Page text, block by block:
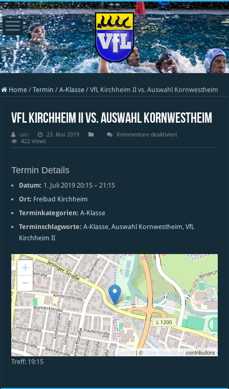
Home / Termin / A-Klasse / VfL Kirchheim II vs. Auswahl Kornwestheim
VfL Kirchheim II vs. Auswahl Kornwestheim
vati 23. Mai 2019 Kommentare deaktiviertfür
Kirchheim
422 Views
Termin Details
Datum: 1. Juli 2019 20:15 –21:15
Ort: Freibad Kirchheim
Terminkategorien: A-Klasse
Terminschlagworte: A-Klasse,Auswahl Kornwestheim,VfL
Kirchheim II
+
−
Leaflet| ©OpenStreetMapcontributors
Treff: 19:15